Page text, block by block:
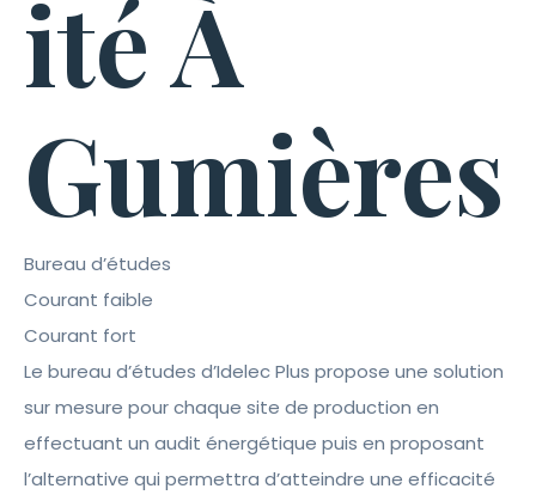
ité À
Gumières
Bureau d’études
Courant faible
Courant fort
Le bureau d’études d’Idelec Plus propose une solution
sur mesure pour chaque site de production en
effectuant un audit énergétique puis en proposant
l’alternative qui permettra d’atteindre une efficacité